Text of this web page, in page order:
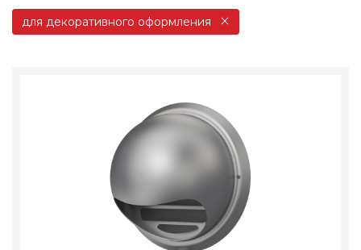
для декоративного оформления